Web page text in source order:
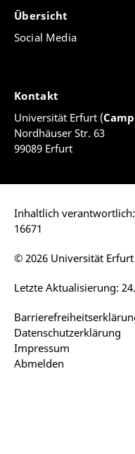
Übersicht
Social Media
Kontakt
Universität Erfurt (
Nordhäuser Str. 63
99089 Erfurt
Inhaltlich verantwortlich:
16671
Datenschutzerklärung
Impressum
Abmelden
Letzte Aktualisierung:
© 2026 Universität Erfurt